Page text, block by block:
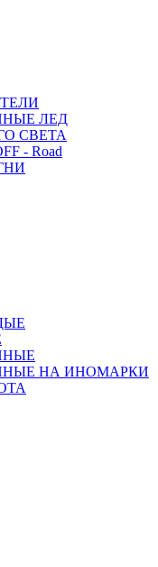
ЛЕД
СВЕТА
- Road
НА ИНОМАРКИ